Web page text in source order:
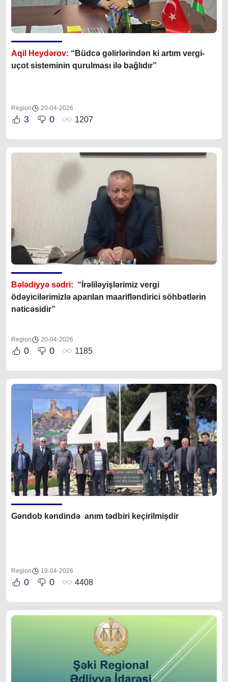
Aqil Heydərov: “Büdcə gəlirlərindən ki artım vergi-
uçot sisteminin qurulması ilə bağlıdır”
Region 20-04-2026
3 0 1207
Bələdiyyə sədri: “İrəliləyişlərimiz vergi
ödəyicilərimizlə aparılan maarifləndirici söhbətlərin
nəticəsidir”
Region 20-04-2026
0 0 1185
Gəndob kəndində anım tədbiri keçirilmişdir
Region 19-04-2026
0 0 4408